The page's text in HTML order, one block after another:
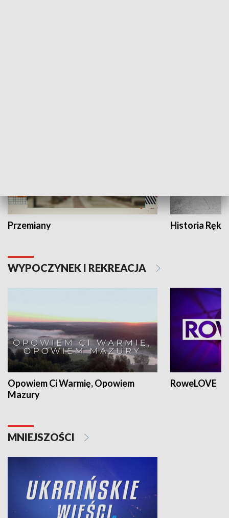
Przemiany Historia Ręką
WYPOCZYNEK I REKREACJA
Opowiem Ci Warmię, Opowiem
Mazury
RoweLOVE
MNIEJSZOŚCI